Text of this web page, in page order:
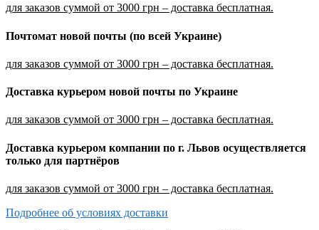
для заказов суммой от 3000 грн – доставка бесплатная.
Почтомат новой почты (по всей Украине)
для заказов суммой от 3000 грн – доставка бесплатная.
Доставка курьером новой почты по Украине
для заказов суммой от 3000 грн – доставка бесплатная.
Доставка курьером компании по г. Львов осуществляется
только для партнёров
для заказов суммой от 3000 грн – доставка бесплатная.
Подробнее об условиях доставки